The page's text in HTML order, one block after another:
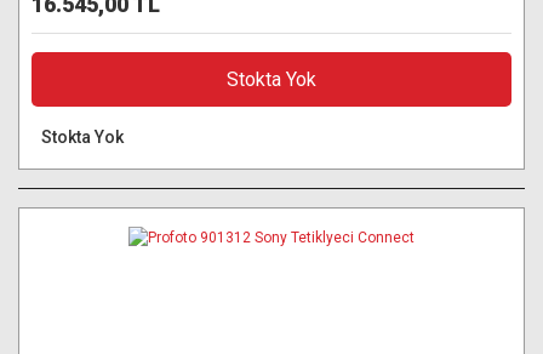
Stokta Yok
Stokta Yok